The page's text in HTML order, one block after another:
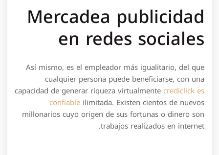
Mercadea publicidad
en redes sociales
Así mismo, es el empleador más igualitario, del que
cualquier persona puede beneficiarse, con una
capacidad de generar riqueza virtualmente crediclick es
confiable ilimitada. Existen cientos de nuevos
millonarios cuyo origen de sus fortunas o dinero son
trabajos realizados en internet.